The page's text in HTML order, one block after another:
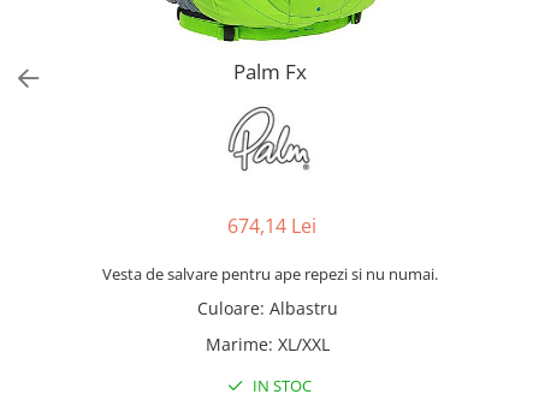
Canoe
Palm Fx
674,14 Lei
Vesta de salvare pentru ape repezi si nu numai.
Culoare: Albastru
Marime: XL/XXL
IN STOC